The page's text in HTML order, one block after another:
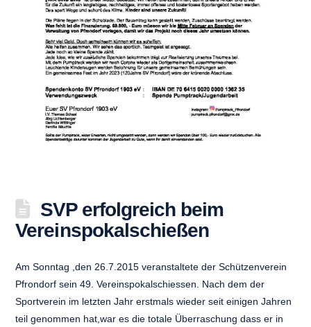
SVP erfolgreich beim
Vereinspokalschießen
Am Sonntag ,den 26.7.2015 veranstaltete der Schützenverein
Pfrondorf sein 49. Vereinspokalschiessen. Nach dem der
Sportverein im letzten Jahr erstmals wieder seit einigen Jahren
teil genommen hat,war es die totale Überraschung dass er in